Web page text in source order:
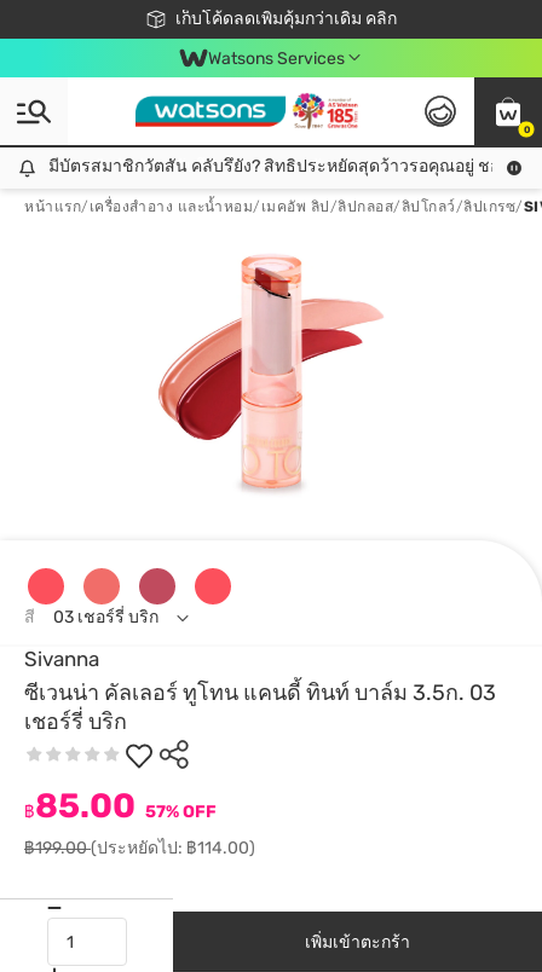
เก็บโค้ดลดเพิ่มคุ้มกว่าเดิม คลิก
ชอปออนไลน์ครั้งแรก ลดเพิ่มจุก ๆ 10%! 🎉
📦ส่งฟรี! เมื่อชอป 499฿
สมาชิกวัตสัน คลับดียังไง?
Watsons Services
0
มีบัตรสมาชิกวัตสัน คลับรึยัง? สิทธิประหยัดสุดว้าวรอคุณอยู่ ชอปคุ้มกว่าเดิม คลิก!
มีบัตรสมาชิกวัตสัน คลับรึยัง? สิทธิประหยัดสุดว้าวรอคุณอยู่ ชอปคุ้มก
หน้าแรก/ เครื่องสำอาง และน้ำหอม/ เมคอัพ ลิป /ลิปกลอส/ลิปโกลว์/ลิปเกรซ/
Sivanna
ซีเวนน่า คัลเลอร์ ทูโทน แคนดี้ ทินท์ บาล์ม 3.5ก. 03
เชอร์รี่ บริก
฿85.00 57% OFF
฿199.00(ประหยัดไป: ฿114.00)
สี 03 เชอร์รี่ บริก
เพิ่มเข้าตะกร้า